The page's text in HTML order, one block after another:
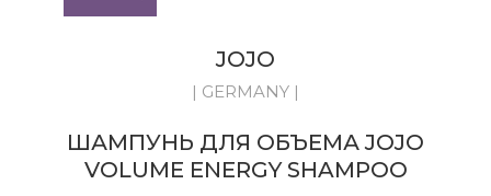
JOJO
| GERMANY |
ШАМПУНЬ ДЛЯ ОБЪЕМА JOJO
VOLUME ENERGY SHAMPOO